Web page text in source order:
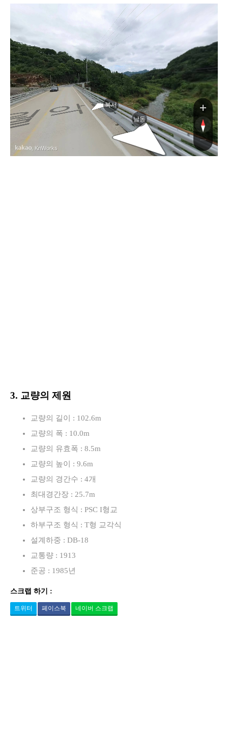
로
로
북서
남동
, KnWorks
3. 교량의 제원
교량의 길이 : 102.6m
교량의 폭 : 10.0m
교량의 유효폭 : 8.5m
교량의 높이 : 9.6m
교량의 경간수 : 4개
최대경간장 : 25.7m
상부구조 형식 : PSC I형교
하부구조 형식 : T형 교각식
설계하중 : DB-18
교통량 : 1913
준공 : 1985년
스크랩 하기 :
트위터 페이스북 네이버 스크랩